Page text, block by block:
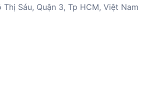
Thị Sáu, Quận 3, Tp HCM, Việt Nam